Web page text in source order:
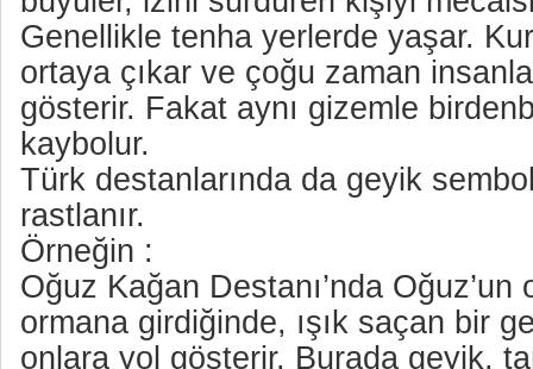
Genellikle tenha yerlerde yaşar.
ortaya çıkar ve çoğu zaman
gösterir. Fakat aynı gizemle
kaybolur.
Türk destanlarında da geyik
rastlanır.
Örneğin :
Oğuz Kağan Destanı’nda Oğuz’un
ormana girdiğinde, ışık saçan bir
onlara yol gösterir. Burada geyik,